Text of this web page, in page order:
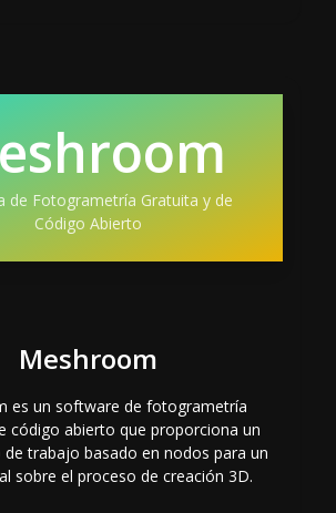
de Fotogrametría Gratuita y de
Código Abierto
Meshroom
es un software de fotogrametría
código abierto que proporciona un
trabajo basado en nodos para un
sobre el proceso de creación 3D.